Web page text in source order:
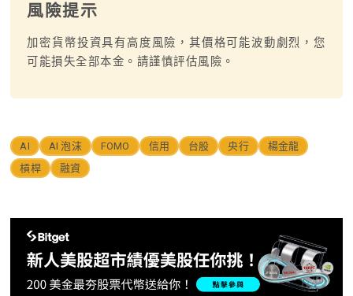
風險提示
加密貨幣投資具有高度風險，其價格可能波動劇烈，您
可能損失全部本金。請謹慎評估風險。
AI AI 泡沫 FOMO 信用 台股 央行
楊金龍
槓桿
融資